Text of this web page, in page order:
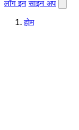
लॉग इन साइन अप
होम